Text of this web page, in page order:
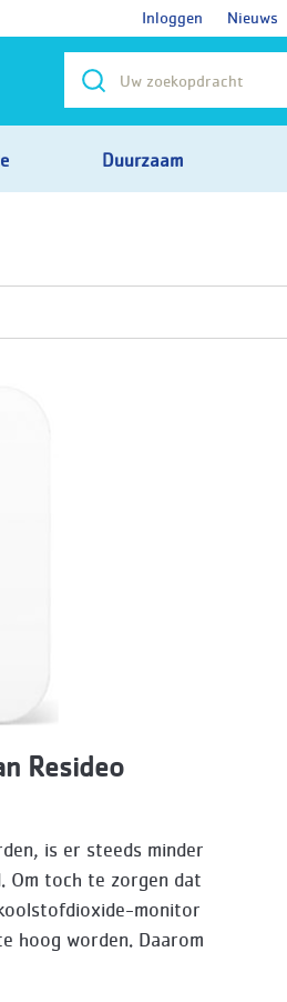
Inloggen Nieuws
Duurzaam
Resideo
is er steeds minder
Om toch te zorgen dat
monitor
hoog worden. Daarom